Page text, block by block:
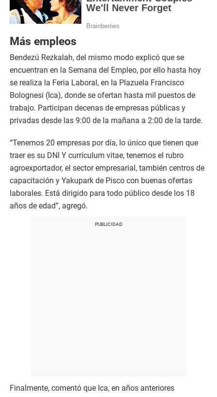
Más empleos
Bendezú Rezkalah, del mismo modo explicó que se
encuentran en la Semana del Empleo, por ello hasta hoy
se realiza la Feria Laboral, en la Plazuela Francisco
Bolognesi (Ica), donde se ofertan hasta mil puestos de
trabajo. Participan decenas de empresas públicas y
privadas desde las 9:00 de la mañana a 2:00 de la tarde.
“Tenemos 20 empresas por día, lo único que tienen que
traer es su DNI Y currículum vitae, tenemos el rubro
agroexportador, el sector empresarial, también centros de
capacitación y Yakupark de Pisco con buenas ofertas
laborales. Está dirigido para todo público desde los 18
años de edad”, agregó.
Finalmente, comentó que Ica, en años anteriores